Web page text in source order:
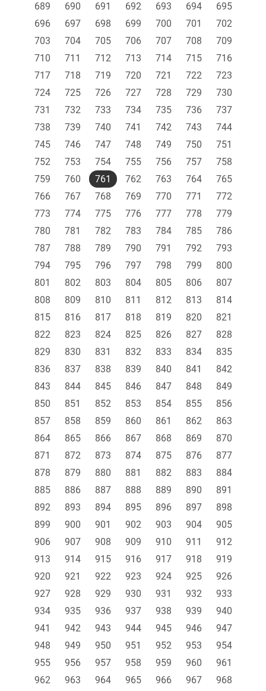
689
690 691 692 693 694
695
696
697 698 699 700 701
702
703
704 705 706 707 708
709
710
711 712 713 714 715
716
717
718 719 720 721 722
723
724
725 726 727 728 729
730
731
732 733 734 735 736
737
738
739 740 741 742 743
744
745
746 747 748 749 750
751
752
753 754 755 756 757
758
759
760 761 762 763 764
765
766
767 768 769 770 771
772
773
774 775 776 777 778
779
780
781 782 783 784 785
786
787
788 789 790 791 792
793
794
795 796 797 798 799
800
801
802 803 804 805 806
807
808
809 810 811 812 813
814
815
816 817 818 819 820
821
822
823 824 825 826 827
828
829
830 831 832 833 834
835
836
837 838 839 840 841
842
843
844 845 846 847 848
849
850
851 852 853 854 855
856
857
858 859 860 861 862
863
864
865 866 867 868 869
870
871
872 873 874 875 876
877
878
879 880 881 882 883
884
885
886 887 888 889 890
891
892
893 894 895 896 897
898
899
900 901 902 903 904
905
906
907 908 909 910 911
912
913
914 915 916 917 918
919
920
921 922 923 924 925
926
927
928 929 930 931 932
933
934
935 936 937 938 939
940
941
942 943 944 945 946
947
948
949 950 951 952 953
954
955
956 957 958 959 960
961
962
963 964 965 966 967
968